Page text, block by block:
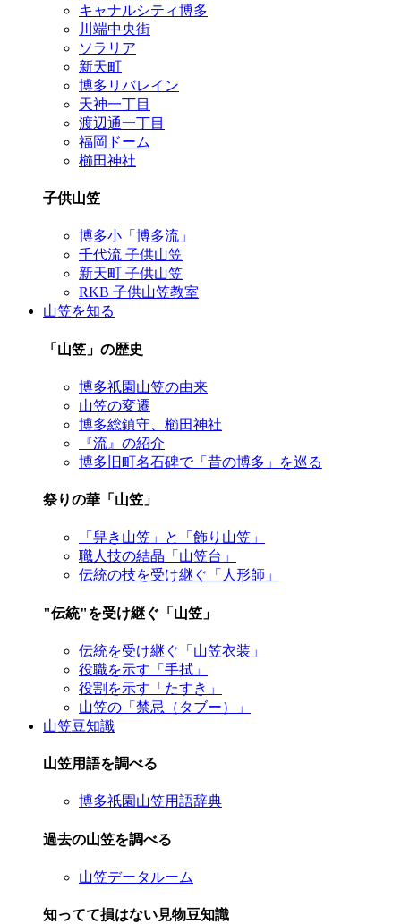
キャナルシティ博多
川端中央街
ソラリア
新天町
博多リバレイン
天神一丁目
渡辺通一丁目
福岡ドーム
櫛田神社
子供山笠
博多小「博多流」
千代流 子供山笠
新天町 子供山笠
RKB 子供山笠教室
山笠を知る
「山笠」の歴史
博多祇園山笠の由来
山笠の変遷
博多総鎮守、櫛田神社
『流』の紹介
博多旧町名石碑で「昔の博多」を巡る
祭りの華「山笠」
「舁き山笠」と「飾り山笠」
職人技の結晶「山笠台」
伝統の技を受け継ぐ「人形師」
"伝統"を受け継ぐ「山笠」
伝統を受け継ぐ「山笠衣装」
役職を示す「手拭」
役割を示す「たすき」
山笠の「禁忌（タブー）」
山笠豆知識
山笠用語を調べる
博多祇園山笠用語辞典
過去の山笠を調べる
山笠データルーム
知ってて損はない見物豆知識